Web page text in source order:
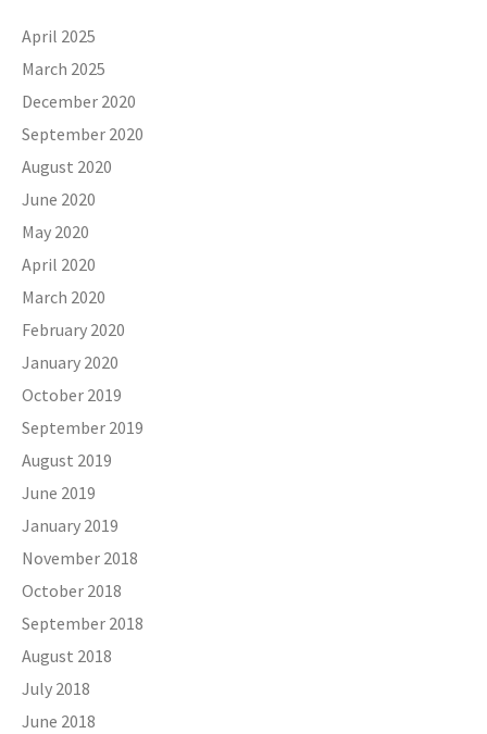
April 2025
March 2025
December 2020
September 2020
August 2020
June 2020
May 2020
April 2020
March 2020
February 2020
January 2020
October 2019
September 2019
August 2019
June 2019
January 2019
November 2018
October 2018
September 2018
August 2018
July 2018
June 2018